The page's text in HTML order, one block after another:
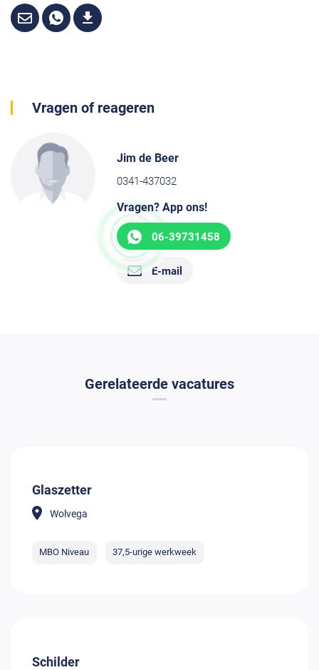
Vragen of reageren
Jim de Beer
0341-437032
Vragen? App ons!
06-39731458
E-mail
Gerelateerde vacatures
Glaszetter
Wolvega
MBO Niveau 37,5-urige werkweek
Schilder